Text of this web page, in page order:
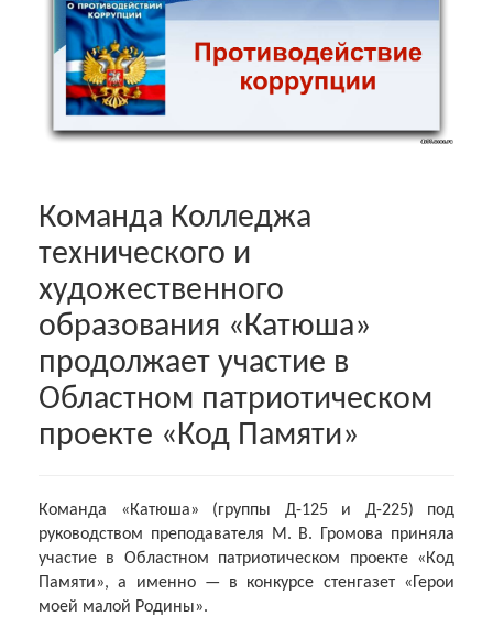
Команда Колледжа
технического и
художественного
образования «Катюша»
продолжает участие в
Областном патриотическом
проекте «Код Памяти»
Команда «Катюша» (группы Д-125 и Д-225) под
руководством преподавателя М. В. Громова приняла
участие в Областном патриотическом проекте «Код
Памяти», а именно — в конкурсе стенгазет «Герои
моей малой Родины».